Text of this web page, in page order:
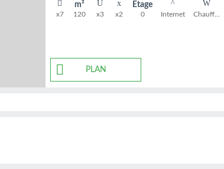
x7
m²
120 x3 x2
Étage
0 Internet
PLAN